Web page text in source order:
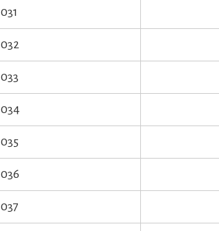
031
032
033
034
035
036
037